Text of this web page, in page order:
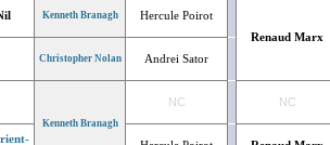
Kenneth Branagh
Hercule Poirot
Renaud Marx
Christopher Nolan Andrei Sator
Kenneth Branagh
NC NC